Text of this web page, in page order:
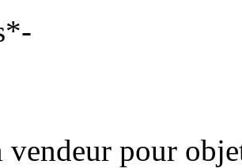
pour